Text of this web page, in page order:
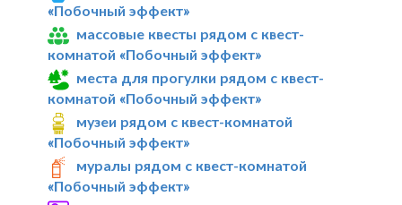
«Побочный эффект»
массовые квесты рядом с квест-
комнатой «Побочный эффект»
места для прогулки рядом с квест-
комнатой «Побочный эффект»
музеи рядом с квест-комнатой
«Побочный эффект»
муралы рядом с квест-комнатой
«Побочный эффект»